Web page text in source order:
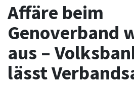
Affäre beim
Genoverband
aus –
lässt